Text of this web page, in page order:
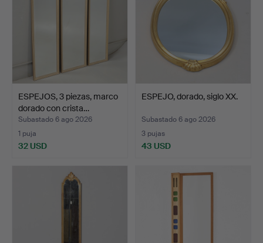
ESPEJOS, 3 piezas, marco
dorado con crista…
Subastado 6 ago 2026
1 puja
32 USD
ESPEJO, dorado, siglo XX.
Subastado 6 ago 2026
3 pujas
43 USD